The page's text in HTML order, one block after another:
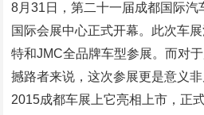
8月31日，第二十一届成都国际汽
国际会展中心正式开幕。此次车
特和JMC全品牌车型参展。而对
撼路者来说，这次参展更是意义
2015成都车展上它亮相上市，正